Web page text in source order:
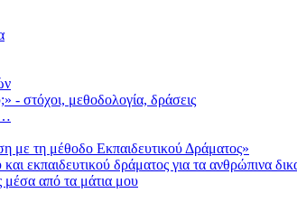
- στόχοι, μεθοδολογία, δράσεις
με τη μέθοδο Εκπαιδευτικού Δράματος»
και εκπαιδευτικού δράματος για τα ανθρώπινα
από τα μάτια μου